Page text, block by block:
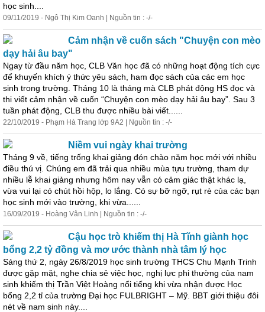
học sinh....
09/11/2019 - Ngô Thị Kim Oanh | Nguồn tin : -/-
Cảm nhận về cuốn sách "Chuyện con mèo
dạy hải âu bay"
Ngay từ đầu năm học, CLB Văn học đã có những hoạt động tích cực
để khuyến khích ý thức yêu sách, ham đọc sách của các em học
sinh trong trường. Tháng 10 là tháng mà CLB phát động HS đọc và
thi viết cảm nhận về cuốn “Chuyện con mèo dạy hải âu bay”. Sau 3
tuần phát động, CLB thu được nhiều bài viết......
22/10/2019 - Phạm Hà Trang lớp 9A2 | Nguồn tin : -/-
Niềm vui ngày khai trường
Tháng 9 về, tiếng trống khai giảng đón chào năm học mới với nhiều
điều thú vị. Chúng em đã trải qua nhiều mùa tựu trường, tham dự
nhiều lễ khai giảng nhưng hôm nay vẫn có cảm giác thật khác lạ,
vừa vui lại có chút hồi hộp, lo lắng. Có sự bỡ ngỡ, rụt rè của các bạn
học sinh mới vào trường, khi vừa......
16/09/2019 - Hoàng Vân Linh | Nguồn tin : -/-
Cậu học trò khiếm thị Hà Tĩnh giành học
bổng 2,2 tỷ đồng và mơ ước thành nhà tâm lý học
Sáng thứ 2, ngày 26/8/2019 học sinh trường THCS Chu Mạnh Trinh
được gặp mặt, nghe chia sẻ việc học, nghị lực phi thường của nam
sinh khiếm thị Trần Việt Hoàng nổi tiếng khi vừa nhận được Học
bổng 2,2 tỉ của trường Đại học FULBRIGHT – Mỹ. BBT giới thiệu đôi
nét về nam sinh này....